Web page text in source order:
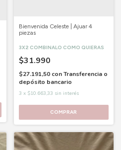
Bienvenida Celeste | Ajuar 4
piezas
3X2 COMBINALO COMO QUIERAS
$31.990
$27.191,50 con Transferencia o
depósito bancario
3 x $10.663,33 sin interés
COMPRAR